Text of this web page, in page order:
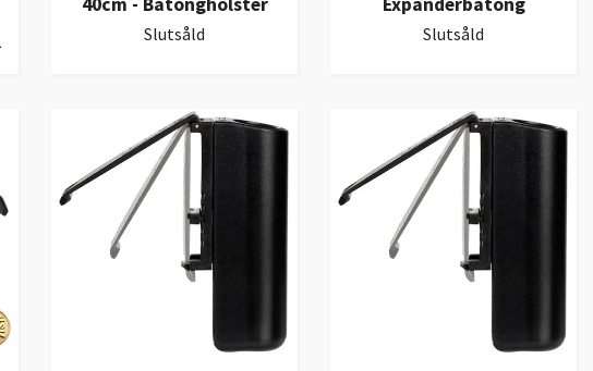
40cm - Batonghölster
Slutsåld
Expanderbatong
Slutsåld